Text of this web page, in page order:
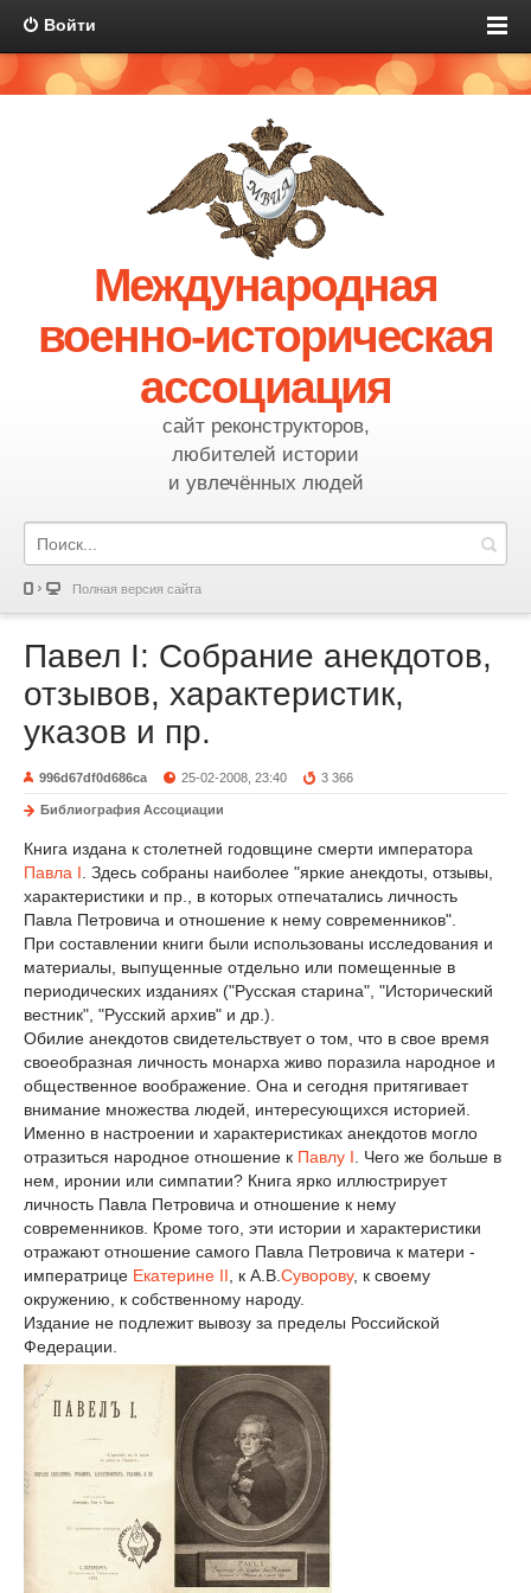
Войти
Международная
военно-историческая
ассоциация
сайт реконструкторов,
любителей истории
и увлечённых людей
Полная версия сайта
Павел I: Собрание анекдотов,
отзывов, характеристик,
указов и пр.
996d67df0d686ca 25-02-2008, 23:40 3 366
Библиография Ассоциации
Книга издана к столетней годовщине смерти императора
Павла I . Здесь собраны наиболее "яркие анекдоты, отзывы,
характеристики и пр., в которых отпечатались личность
Павла Петровича и отношение к нему современников".
При составлении книги были использованы исследования и
материалы, выпущенные отдельно или помещенные в
периодических изданиях ("Русская старина", "Исторический
вестник", "Русский архив" и др.).
Обилие анекдотов свидетельствует о том, что в свое время
своеобразная личность монарха живо поразила народное и
общественное воображение. Она и сегодня притягивает
внимание множества людей, интересующихся историей.
Именно в настроении и характеристиках анекдотов могло
отразиться народное отношение к Павлу I . Чего же больше в
нем, иронии или симпатии? Книга ярко иллюстрирует
личность Павла Петровича и отношение к нему
современников. Кроме того, эти истории и характеристики
отражают отношение самого Павла Петровича к матери -
императрице Екатерине II , к А.В. Суворову, к своему
окружению, к собственному народу.
Издание не подлежит вывозу за пределы Российской
Федерации.